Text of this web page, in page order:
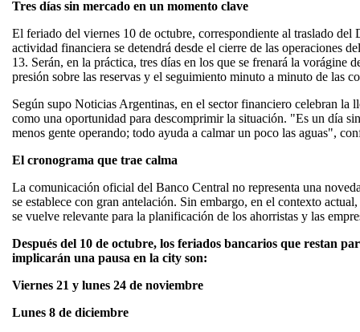
Tres días sin mercado en un momento clave
El feriado del viernes 10 de octubre, correspondiente al traslado del
actividad financiera se detendrá desde el cierre de las operaciones
13. Serán, en la práctica, tres días en los que se frenará la vorágine
presión sobre las reservas y el seguimiento minuto a minuto de las
Según supo Noticias Argentinas, en el sector financiero celebran la
como una oportunidad para descomprimir la situación. "Es un día
menos gente operando; todo ayuda a calmar un poco las aguas",
El cronograma que trae calma
La comunicación oficial del Banco Central no representa una
se establece con gran antelación. Sin embargo, en el contexto
se vuelve relevante para la planificación de los ahorristas y las
Después del 10 de octubre, los feriados bancarios que restan
implicarán una pausa en la city son:
Viernes 21 y lunes 24 de noviembre
Lunes 8 de diciembre